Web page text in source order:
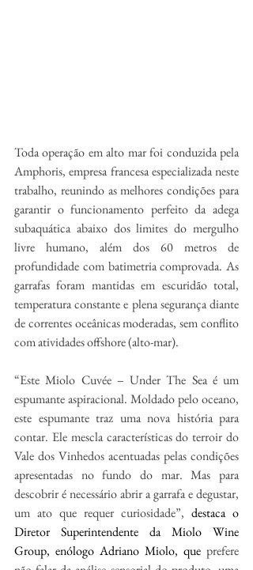
Toda operação em alto mar foi conduzida pela
Amphoris, empresa francesa especializada neste
trabalho, reunindo as melhores condições para
garantir o funcionamento perfeito da adega
subaquática abaixo dos limites do mergulho
livre humano, além dos 60 metros de
profundidade com batimetria comprovada. As
garrafas foram mantidas em escuridão total,
temperatura constante e plena segurança diante
de correntes oceânicas moderadas, sem conflito
com atividades offshore (alto-mar).
“Este Miolo Cuvée – Under The Sea é um
espumante aspiracional. Moldado pelo oceano,
este espumante traz uma nova história para
contar. Ele mescla características do terroir do
Vale dos Vinhedos acentuadas pelas condições
apresentadas no fundo do mar. Mas para
descobrir é necessário abrir a garrafa e degustar,
um ato que requer curiosidade”, destaca o
Diretor Superintendente da Miolo Wine
Group, enólogo Adriano Miolo, que prefere